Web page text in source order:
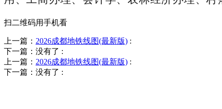
扫二维码用手机看
上一篇： 2026成都地铁线图(最新版) :
下一篇：没有了 :
上一篇： 2026成都地铁线图(最新版) :
下一篇：没有了 :